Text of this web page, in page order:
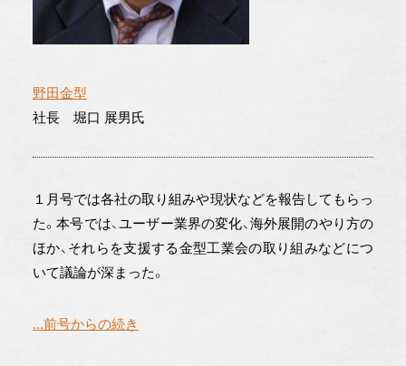
野田金型
社長 堀口 展男氏
１月号では各社の取り組みや現状などを報告してもらっ
た。本号では、ユーザー業界の変化、海外展開のやり方の
ほか、それらを支援する金型工業会の取り組みなどにつ
いて議論が深まった。
…前号からの続き